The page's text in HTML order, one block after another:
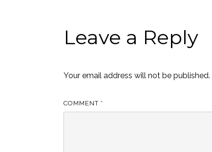
Leave a Reply
Your email address will not be published.
COMMENT *